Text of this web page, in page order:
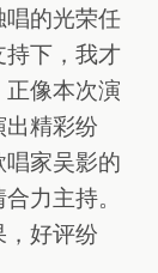
的光荣任
下，我才
像本次演
精彩纷
家吴影的
力主持。
好评纷